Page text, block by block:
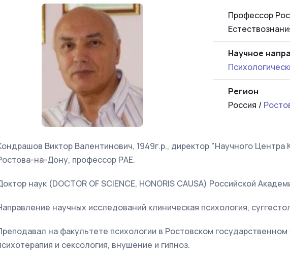
Профессор
Научное
Регион
Россия /
Виктор Валентинович, 1949г.р., директор "Научного Центра
на-Дону, профессор РАЕ.
наук (DOCTOR OF SCIENCE, HONORIS CAUSA) Российской
научных исследований клиническая психология,
на факультете психологии в Ростовском
и сексология, внушение и гипноз.